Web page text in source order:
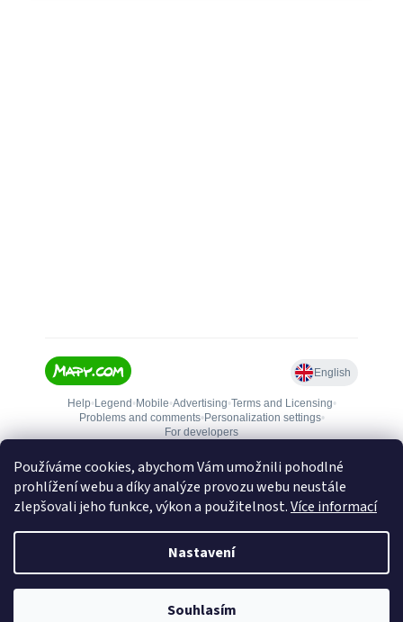
Používáme cookies, abychom Vám umožnili pohodlné
prohlížení webu a díky analýze provozu webu neustále
zlepšovali jeho funkce, výkon a použitelnost.Více informací
Nastavení
Souhlasím
Vytvořil Shoptet
Zbranejablone.cz. Všechna práva vyhrazena.